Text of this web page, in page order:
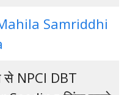
Samriddhi
NPCI DBT